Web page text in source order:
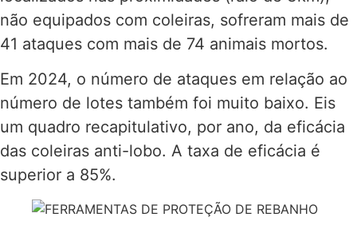
não equipados com coleiras, sofreram mais de
41 ataques com mais de 74 animais mortos.
Em 2024, o número de ataques em relação ao
número de lotes também foi muito baixo. Eis
um quadro recapitulativo, por ano, da eficácia
das coleiras anti-lobo. A taxa de eficácia é
superior a 85%.